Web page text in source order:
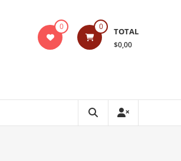
0 0 TOTAL
$0,00